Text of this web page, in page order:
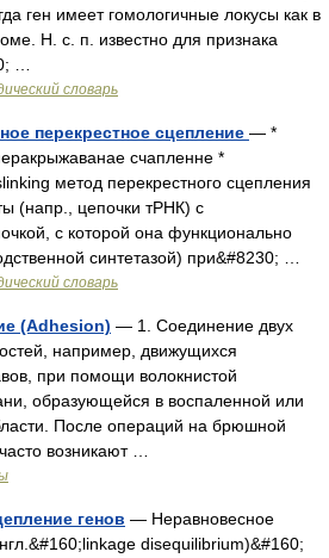
ген имеет гомологичные локусы как в
Н. с. п. известно для признака
…
словарь
перекрестное сцепление — *
счапленне *
метод перекрестного сцепления
(напр., цепочки тРНК) с
с которой она функционально
синтетазой) при&#8230; …
словарь
(Adhesion) — 1. Соединение двух
например, движущихся
при помощи волокнистой
образующейся в воспаленной или
После операций на брюшной
возникают …
генов — Неравновесное
disequilibrium)&#160;